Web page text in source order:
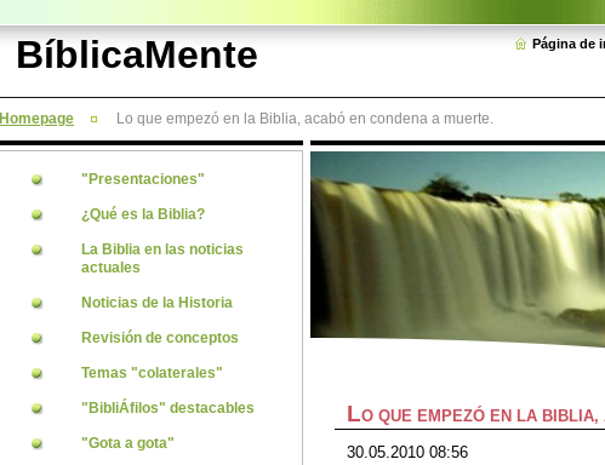
BíblicaMente Página de
Homepage Lo que empezó en la Biblia, acabó en condena a muerte.
LO QUE EMPEZÓ EN LA BIBLIA,
30.05.2010 08:56
"Presentaciones"
¿Qué es la Biblia?
La Biblia en las noticias
actuales
Noticias de la Historia
Revisión de conceptos
Temas "colaterales"
"BibliÁfilos" destacables
"Gota a gota"